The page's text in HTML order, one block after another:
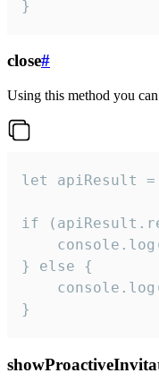
}
close#
Using this method you
let apiResult
if
} else {
}